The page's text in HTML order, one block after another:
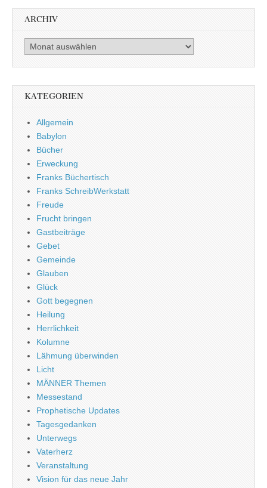
ARCHIV
Archiv
KATEGORIEN
Allgemein
Babylon
Bücher
Erweckung
Franks Büchertisch
Franks SchreibWerkstatt
Freude
Frucht bringen
Gastbeiträge
Gebet
Gemeinde
Glauben
Glück
Gott begegnen
Heilung
Herrlichkeit
Kolumne
Lähmung überwinden
Licht
MÄNNER Themen
Messestand
Prophetische Updates
Tagesgedanken
Unterwegs
Vaterherz
Veranstaltung
Vision für das neue Jahr